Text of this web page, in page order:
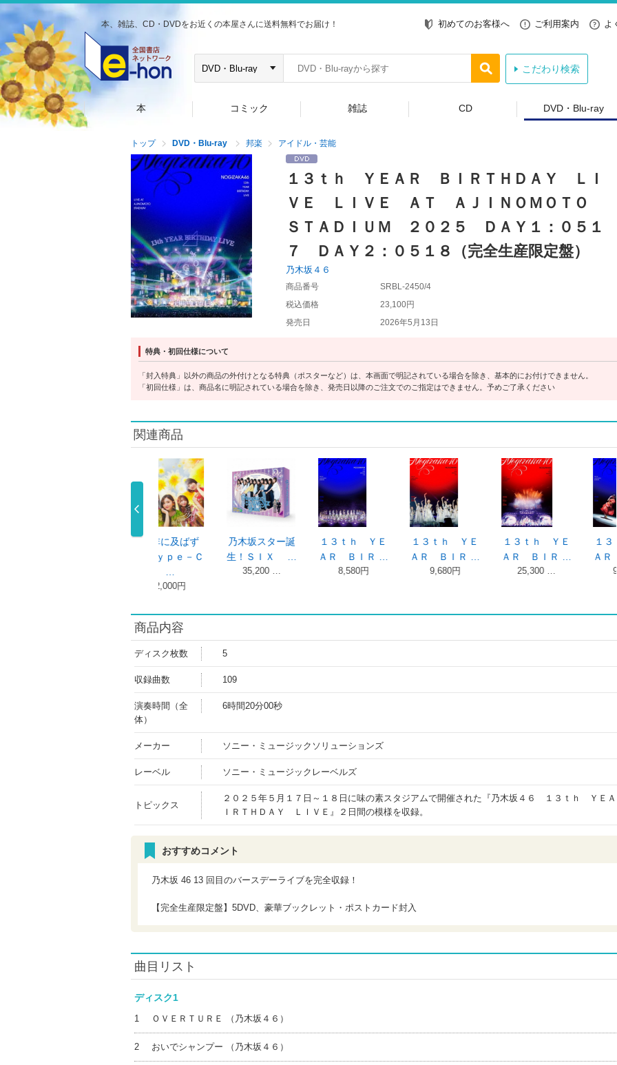
本、雑誌、CD・DVDをお近くの本屋さんに送料無料でお届け！ 初めてのお客様へ ご利用案内 よ
こだわり検索
本 コミック 雑誌 CD DVD・Blu-ray
トップ DVD・Blu-ray 邦楽 アイドル・芸能
１３ｔｈ ＹＥＡＲ ＢＩＲＴＨＤＡＹ ＬＩ
ＶＥ ＬＩＶＥ ＡＴ ＡＪＩＮＯＭＯＴＯ
ＳＴＡＤＩＵＭ ２０２５ ＤＡＹ１：０５１
７ ＤＡＹ２：０５１８（完全生産限定盤）
乃木坂４６
商品番号
SRBL-2450/4
税込価格
23,100円
発売日
2026年5月13日
特典・初回仕様について
「封入特典」以外の商品の外付けとなる特典（ポスターなど）は、本画面で明記されている場合を除き、基本的にお付けできません。
「初回仕様」は、商品名に明記されている場合を除き、発売日以降のご注文でのご指定はできません。予めご了承ください
関連商品
是非に及ばず
乃木坂スター誕
生！ＳＩＸ …
１３ｔｈ ＹＥ
ＡＲ ＢＩＲ …
8,580円
１３ｔｈ ＹＥ
ＡＲ ＢＩＲ …
１３ｔｈ ＹＥ
ＡＲ ＢＩＲ …
１３ｔｈ ＹＥ
ＡＲ ＢＩＲ …
9,680円
商品内容
ディスク枚数 5
収録曲数 109
演奏時間（全
体）
6時間20分00秒
メーカー ソニー・ミュージックソリューションズ
レーベル ソニー・ミュージックレーベルズ
トピックス
２０２５年５月１７日～１８日に味の素スタジアムで開催された『乃木坂４６ １３ｔｈ ＹＥ
ＩＲＴＨＤＡＹ ＬＩＶＥ』２日間の模様を収録。
おすすめコメント
乃木坂 46 13 回目のバースデーライブを完全収録！
【完全生産限定盤】5DVD、豪華ブックレット・ポストカード封入
曲目リスト
ディスク1
1 ＯＶＥＲＴＵＲＥ （乃木坂４６）
2 おいでシャンプー （乃木坂４６）